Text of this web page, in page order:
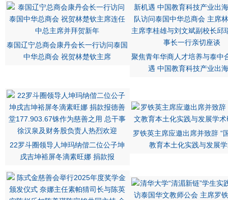
泰国辽宁总商会康丹会长一行访问泰国
中华总商会 祝贺林楚钦主席
聚焦青年华商人才培养与泰中
遇 中国教育科技产业出
22罗斗圈领导人坤玛纳偕二位公子坤
戌吉坤裕屏冬滴素旺娜 捐款报
罗铁英主席应邀出席并致辞 “
教育本土化实践与发展